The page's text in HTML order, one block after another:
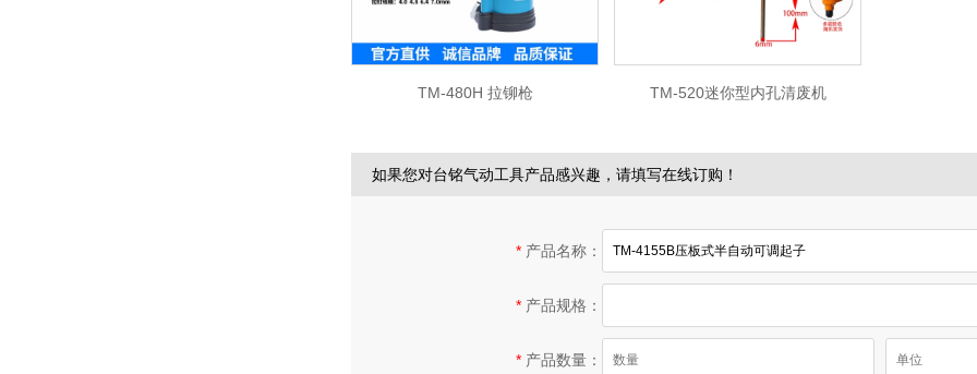
TM-480H 拉铆枪 TM-520迷你型内孔清废机
如果您对台铭气动工具产品感兴趣，请填写在线订购！
* 产品名称：
* 产品规格：
* 产品数量：